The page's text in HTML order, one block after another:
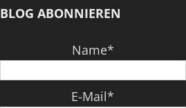
BLOG ABONNIEREN
Name*
E-Mail*